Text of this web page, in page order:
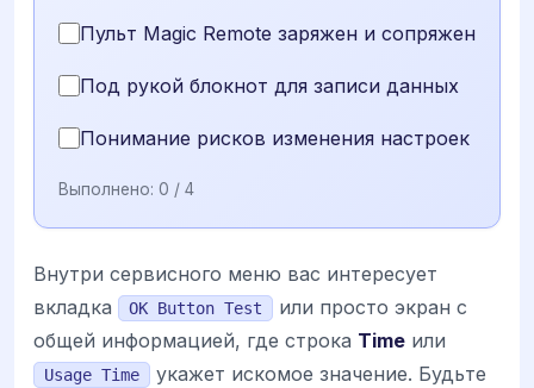
Пульт Magic Remote заряжен и сопряжен
Под рукой блокнот для записи данных
Понимание рисков изменения настроек
Выполнено: 0 / 4
Внутри сервисного меню вас интересует
вкладка
OK Button Test
или просто экран с
общей информацией, где строка Time или
Usage Time
укажет искомое значение. Будьте